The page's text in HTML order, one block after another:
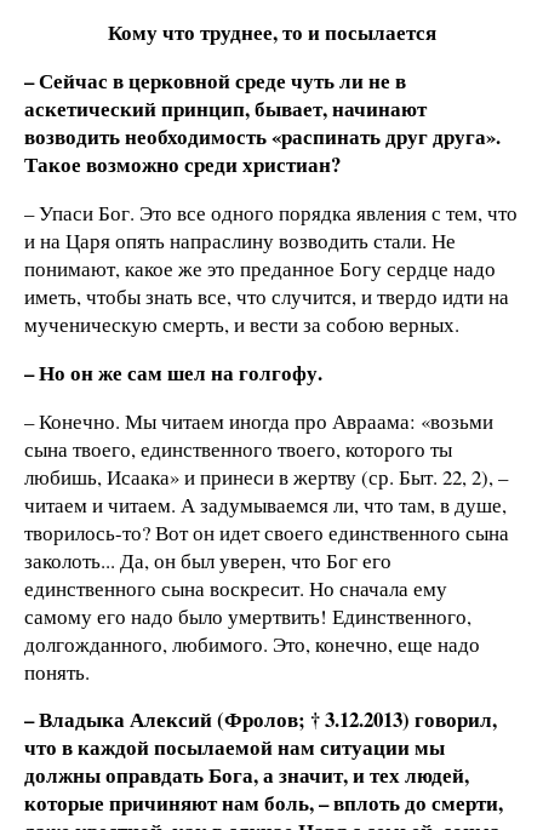
Кому что труднее, то и посылается
– Сейчас в церковной среде чуть ли не в
аскетический принцип, бывает, начинают
возводить необходимость «распинать друг друга».
Такое возможно среди христиан?
– Упаси Бог. Это все одного порядка явления с тем, что
и на Царя опять напраслину возводить стали. Не
понимают, какое же это преданное Богу сердце надо
иметь, чтобы знать все, что случится, и твердо идти на
мученическую смерть, и вести за собою верных.
– Но он же сам шел на голгофу.
– Конечно. Мы читаем иногда про Авраама: «возьми
сына твоего, единственного твоего, которого ты
любишь, Исаака» и принеси в жертву (ср. Быт. 22, 2), –
читаем и читаем. А задумываемся ли, что там, в душе,
творилось-то? Вот он идет своего единственного сына
заколоть... Да, он был уверен, что Бог его
единственного сына воскресит. Но сначала ему
самому его надо было умертвить! Единственного,
долгожданного, любимого. Это, конечно, еще надо
понять.
– Владыка Алексий (Фролов; † 3.12.2013) говорил,
что в каждой посылаемой нам ситуации мы
должны оправдать Бога, а значит, и тех людей,
которые причиняют нам боль, – вплоть до смерти,